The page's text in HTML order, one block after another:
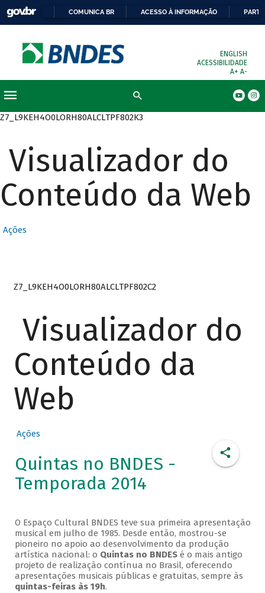
COMUNICA BR ACESSO À INFORMAÇÃO
ENGLISH
ACESSIBILIDADE
A+ A-
Z7_L9KEH4O0LORH80ALCLTPF802K3
Visualizador do
Conteúdo da Web
Ações
Z7_L9KEH4O0LORH80ALCLTPF802C2
Visualizador do
Conteúdo da
Web
Ações
Quintas no BNDES -
Temporada 2014
O Espaço Cultural BNDES teve sua primeira apresentação
musical em julho de 1985. Desde então, mostrou-se
pioneiro no apoio ao desenvolvimento da produção
artística nacional: o Quintas no BNDESé o mais antigo
projeto de realização contínua no Brasil, oferecendo
apresentações musicais públicas e gratuitas, sempre às
quintas-feiras às 19h.